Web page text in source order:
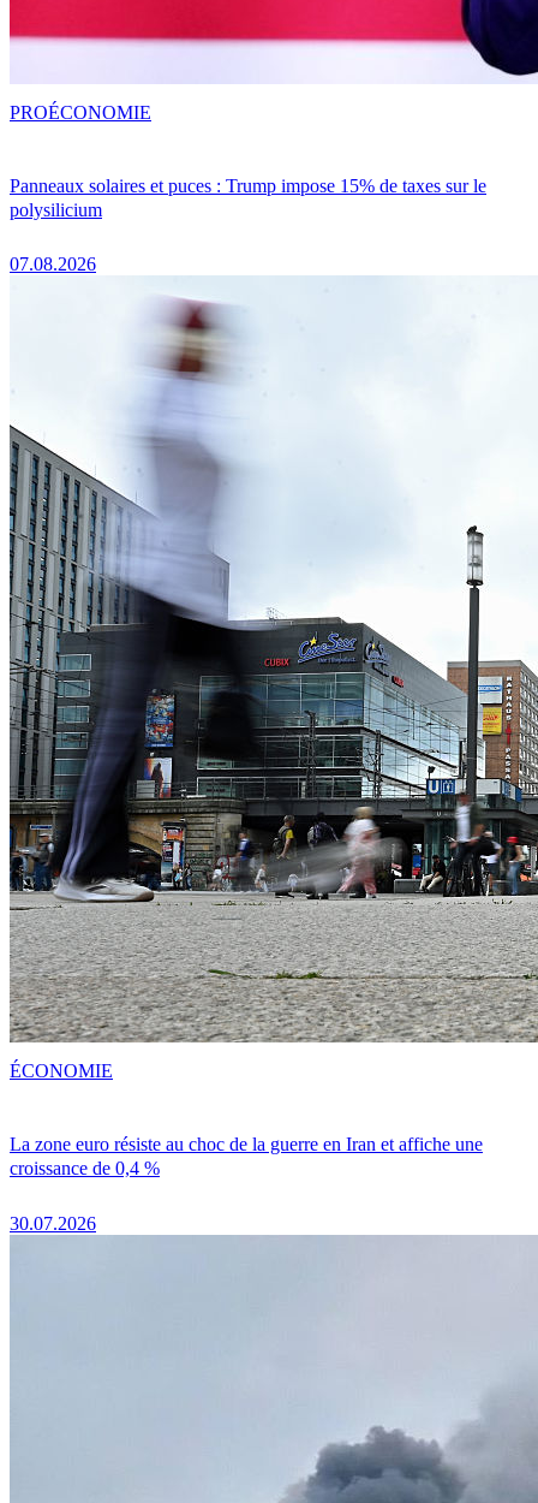
Panneaux solaires et puces : Trump impose 15% de taxes sur le
polysilicium
07.08.2026
PROÉCONOMIE
La zone euro résiste au choc de la guerre en Iran et affiche une
croissance de 0,4 %
30.07.2026
ÉCONOMIE